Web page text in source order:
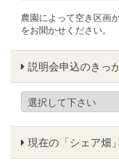
農園によって空き区画
をお聞かせください。
説明会申込のきっ
現在の「シェア畑